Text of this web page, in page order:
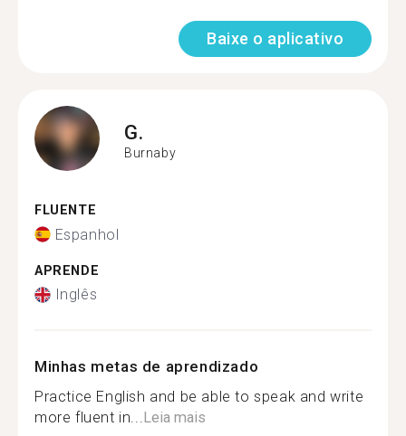
Baixe o aplicativo
G.
Burnaby
FLUENTE
Espanhol
APRENDE
Inglês
Minhas metas de aprendizado
Practice English and be able to speak and write
more fluent in...Leia mais